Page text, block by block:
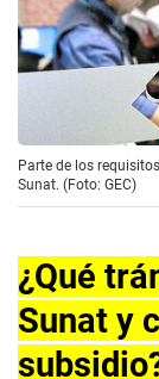
Parte de los
Sunat. (Foto: GEC)
¿Qué
Sunat y